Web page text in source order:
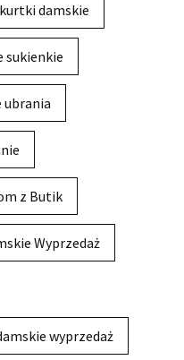
damskie
sukienkie
ubrania
z Butik
Wyprzedaż
wyprzedaż